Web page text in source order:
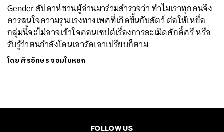
Gender สัปดาห์ชวนผู้อ่านมาร่วมสำรวจว่า ทำไมเราทุกคนจึง
ควรสนใจความรุนแรงทางเพศที่เกิดขึ้นกับสัตว์ ต่อให้เหยื่อ
กลุ่มนี้จะไม่อาจเข้าใจคอนเซปต์เรื่องการละเมิดศักดิ์ศรี หรือ
รับรู้ว่าตนกำลังโดนเอารัดเอาเปรียบก็ตาม
โดย ศิรอักษร จอมใบหยก
FOLLOW US